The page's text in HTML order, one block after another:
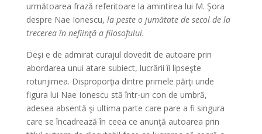
următoarea frază referitoare la amintirea lui M. Şora
despre Nae Ionescu, la peste o jumătate de secol de la
trecerea în nefiinţă a filosofului.
Deşi e de admirat curajul dovedit de autoare prin
abordarea unui atare subiect, lucrării îi lipseşte
rotunjimea. Disproporţia dintre primele părţi unde
figura lui Nae Ionescu stă într-un con de umbră,
adesea absentă şi ultima parte care pare a fi singura
care se încadrează în ceea ce anunţă autoarea prin